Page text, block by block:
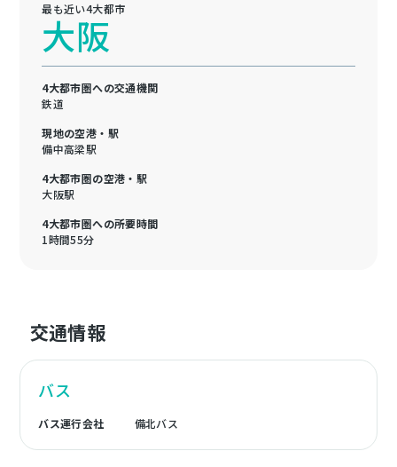
最も近い4大都市
大阪
4大都市圏への交通機関
鉄道
現地の空港・駅
備中高梁駅
4大都市圏の空港・駅
大阪駅
4大都市圏への所要時間
1時間55分
交通情報
バス
バス運行会社 備北バス